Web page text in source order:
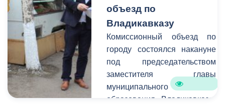
Осетинский
республиканский
благотворительный фонд
представителями
республиканских школ и
объезд по
Владикавказу
Комиссионный объезд по
городу состоялся накануне
под председательством
заместителя главы
муниципального
образования Владикавказа-